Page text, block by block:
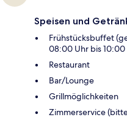
Speisen und
Frühstücksbuffet
08:00 Uhr bis 10:00
Restaurant
Bar/Lounge
Grillmöglichkeiten
Zimmerservice